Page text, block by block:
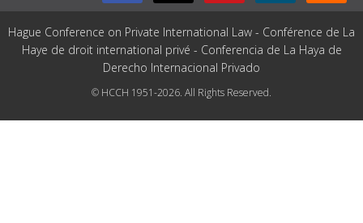
Hague Conference on Private International Law - Conférence de La
Haye de droit international privé - Conferencia de La Haya de
Derecho Internacional Privado
© HCCH 1951-2026. All Rights Reserved.